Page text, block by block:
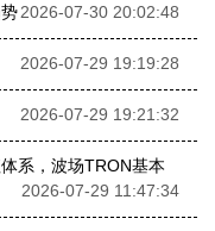
2026-07-30 20:02:48
2026-07-29 19:19:28
2026-07-29 19:21:32
系，波场TRON基本
2026-07-29 11:47:34